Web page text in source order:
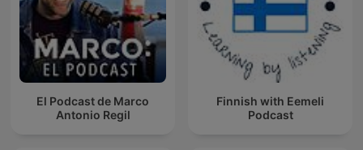
El Podcast de Marco
Antonio Regil
Finnish with Eemeli
Podcast